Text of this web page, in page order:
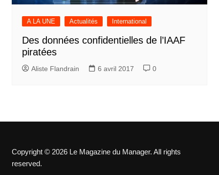
A LA UNE Actualités International
Des données confidentielles de l’IAAF
piratées
Aliste Flandrain 6 avril 2017 0
Copyright © 2026 Le Magazine du Manager. All rights
reserved.